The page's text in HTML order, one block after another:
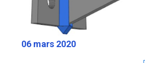
06 mars 2020